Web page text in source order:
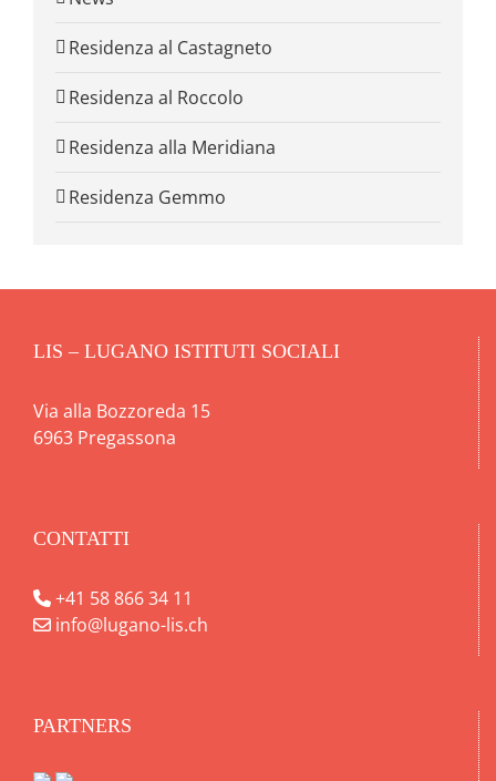
Residenza al Castagneto
Residenza al Roccolo
Residenza alla Meridiana
Residenza Gemmo
LIS – LUGANO ISTITUTI SOCIALI
Via alla Bozzoreda 15
6963 Pregassona
CONTATTI
+41 58 866 34 11
info@lugano-lis.ch
PARTNERS